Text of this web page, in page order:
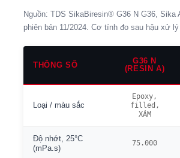
Nguồn: TDS SikaBiresin® G36 N G36, Sika
phiên bản 11/2024. Cơ tính đo sau hậu xử
THÔNG SỐ
G36 N
(RESIN A)
Loại / màu sắc
Epoxy,
filled,
XÁM
Độ nhớt, 25°C
(mPa.s)
75.000